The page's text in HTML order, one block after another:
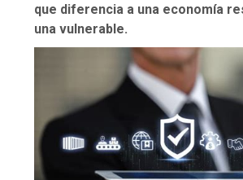
que diferencia a una economía
una vulnerable.